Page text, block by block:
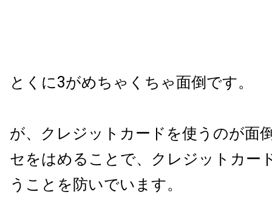
とくに3がめちゃくちゃ面倒です。
が、クレジットカードを使うのが面
セをはめることで、クレジットカー
うことを防いでいます。